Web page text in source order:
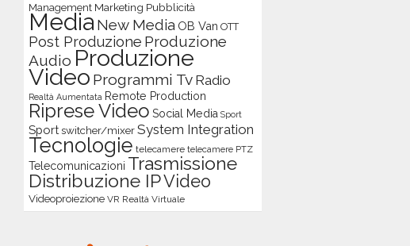
Management Marketing Pubblicità
Media New Media OB Van OTT
Post Produzione Produzione
Audio Produzione
Video Programmi Tv Radio
Realtà Aumentata Remote Production
Riprese Video Social Media Sport
Sportswitcher/mixerSystem Integration
Tecnologie telecamere telecamere PTZ
Telecomunicazioni Trasmissione
Distribuzione IPVideo
Videoproiezione VR Realtà Virtuale